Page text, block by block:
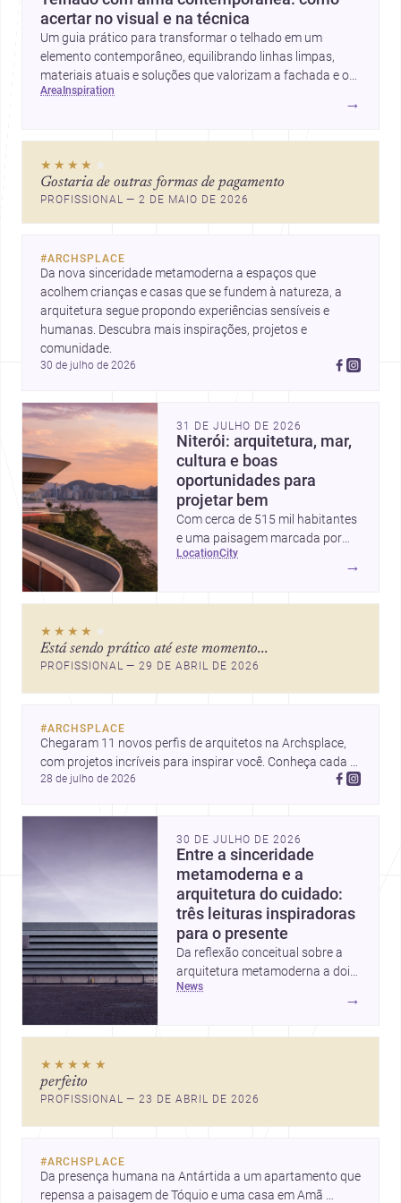
acertar no visual e na técnica
Um guia prático para transformar o telhado em um
elemento contemporâneo, equilibrando linhas limpas,
materiais atuais e soluções que valorizam a fachada e o
conforto da casa.
area inspiration
→
★★★★ ★
Gostaria de outras formas de pagamento
PROFISSIONAL — 2 DE MAIO DE 2026
#ARCHSPLACE
Da nova sinceridade metamoderna a espaços que
acolhem crianças e casas que se fundem à natureza, a
arquitetura segue propondo experiências sensíveis e
humanas. Descubra mais inspirações, projetos e
comunidade.
30 de julho de 2026
31 DE JULHO DE 2026
Niterói: arquitetura, mar,
cultura e boas
oportunidades para
projetar bem
Com cerca de 515 mil habitantes
e uma paisagem marcada por
ícones como o Museu de Arte
mercado interessante para quem
quer construir, reformar ou
location city
→
★★★★ ★
Está sendo prático até este momento...
PROFISSIONAL — 29 DE ABRIL DE 2026
#ARCHSPLACE
Chegaram 11 novos perfis de arquitetos na Archsplace,
com projetos incríveis para inspirar você. Conheça cada
perfil e descubra novas ideias para seus próximos
28 de julho de 2026
30 DE JULHO DE 2026
Entre a sinceridade
metamoderna e a
arquitetura do cuidado:
três leituras inspiradoras
para o presente
Da reflexão conceitual sobre a
arquitetura metamoderna a dois
projetos que colocam escala
humana, bem-estar e experiência
pensar forma, uso e emoção
news
→
★★★★★
perfeito
PROFISSIONAL — 23 DE ABRIL DE 2026
#ARCHSPLACE
Da presença humana na Antártida a um apartamento que
repensa a paisagem de Tóquio e uma casa em Amã